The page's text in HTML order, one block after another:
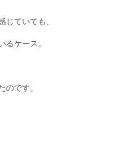
じていても、
るケース。
のです。